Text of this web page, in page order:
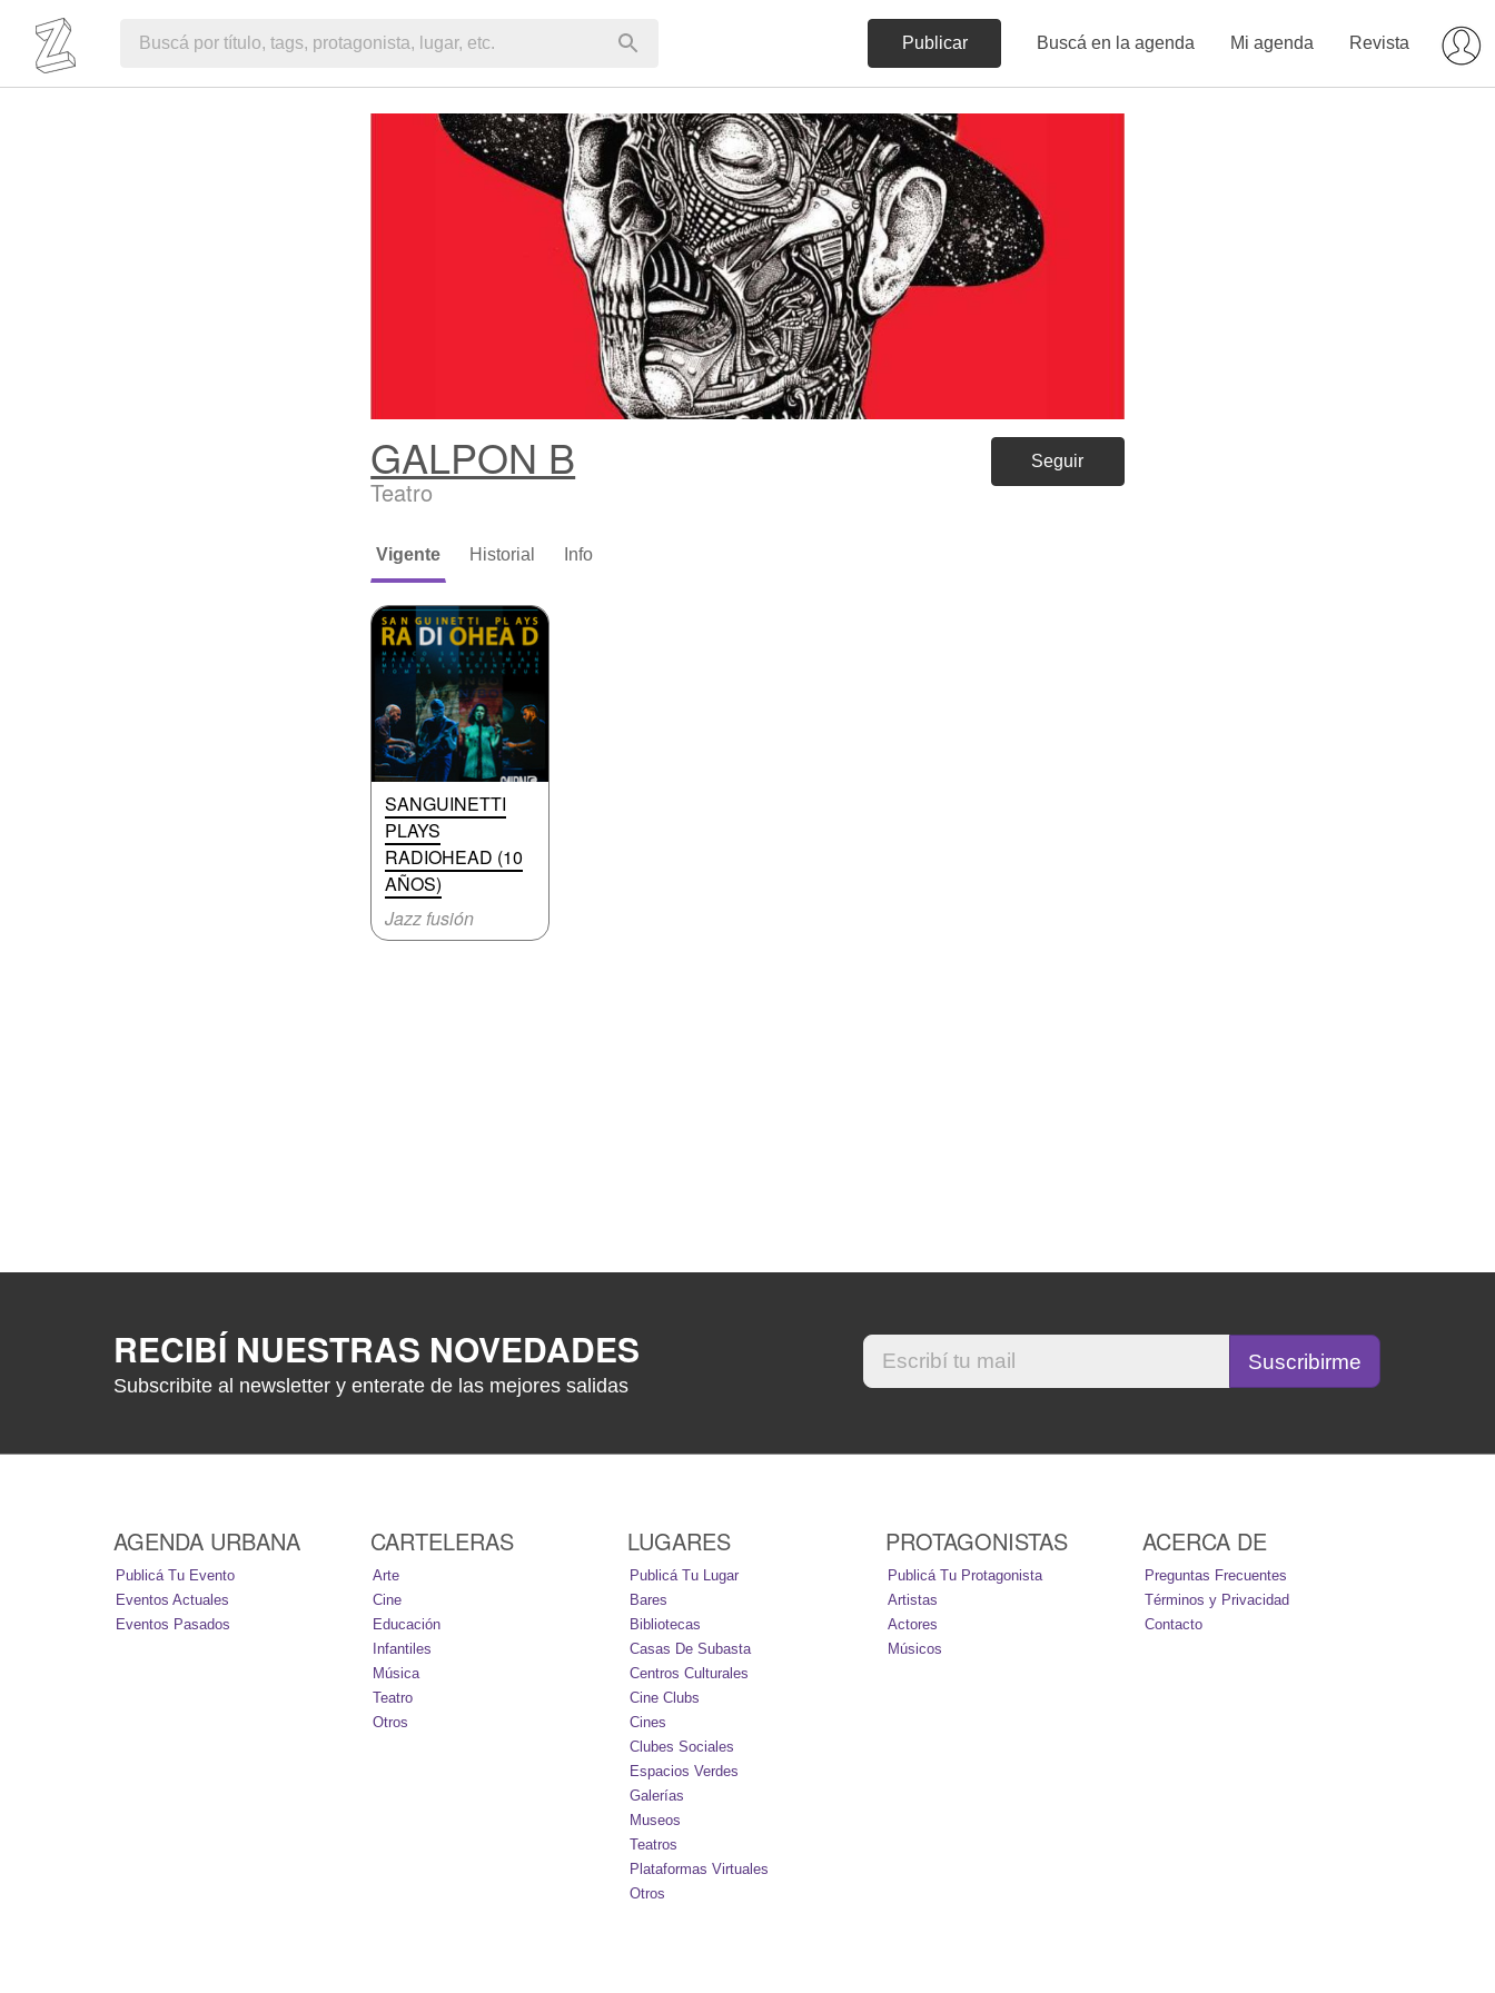
Publicar Buscá en la agenda Mi agenda Revista
Seguir
GALPON B
Teatro
Vigente Historial Info
SANGUINETTI
PLAYS
RADIOHEAD (10
AÑOS)
Jazz fusión
RECIBÍ NUESTRAS NOVEDADES
Subscribite al newsletter y enterate de las mejores salidas
AGENDA URBANA
Publicá Tu Evento
Eventos Actuales
Eventos Pasados
CARTELERAS
Arte
Cine
Educación
Infantiles
Música
Teatro
Otros
LUGARES
Publicá Tu Lugar
Bares
Bibliotecas
Casas De Subasta
Centros Culturales
Cine Clubs
Cines
Clubes Sociales
Espacios Verdes
Galerías
Museos
Teatros
Plataformas Virtuales
Otros
PROTAGONISTAS
Publicá Tu Protagonista
Artistas
Actores
Músicos
ACERCA DE
Preguntas Frecuentes
Términos y Privacidad
Contacto